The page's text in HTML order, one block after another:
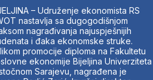
– Udruženje ekonomista RS
nastavlja sa dugogodišnjom
nagrađivanja najuspješnijih
i đaka ekonomske struke.
promocije diploma na Fakultetu
ekonomije Bijeljina Univerziteta
Sarajevu, nagrađena je